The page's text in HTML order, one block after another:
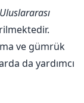
Uluslararası
ve gümrük
da yardımcı